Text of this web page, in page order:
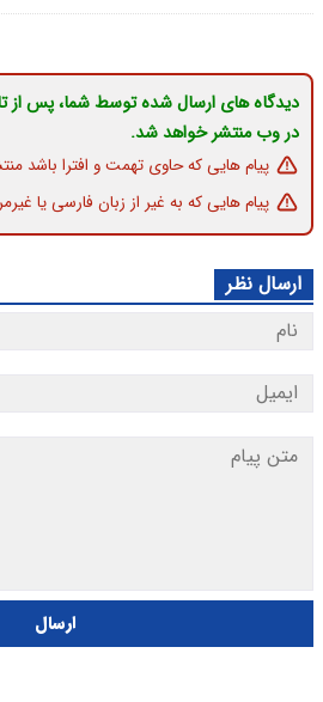
دیدگاه های ارسال شده توسط شما، پس از
در وب منتشر خواهد شد.
پیام هایی که حاوی تهمت و افترا باشد
پیام هایی که به غیر از زبان فارسی یا
ارسال نظر
ارسال